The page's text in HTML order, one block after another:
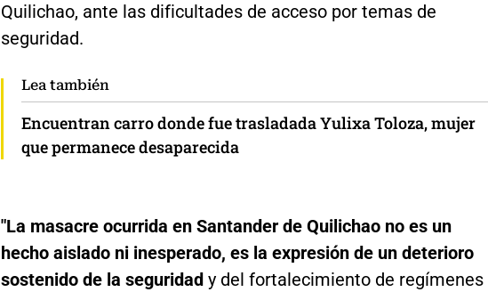
Quilichao, ante las dificultades de acceso por temas de
seguridad.
Lea también
Encuentran carro donde fue trasladada Yulixa Toloza, mujer
que permanece desaparecida
"La masacre ocurrida en Santander de Quilichao no es un
hecho aislado ni inesperado, es la expresión de un deterioro
sostenido de la seguridad y del fortalecimiento de regímenes